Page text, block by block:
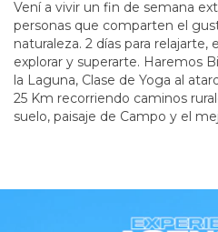
Vení a vivir un fin de semana
personas que comparten el
naturaleza. 2 días para
explorar y superarte. Haremos
la Laguna, Clase de Yoga al
25 Km recorriendo caminos
suelo, paisaje de Campo y el